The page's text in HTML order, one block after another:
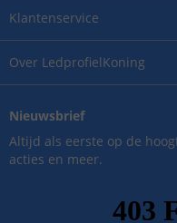
Over LedprofielKoning
Klantenservice
Nieuwsbrief
Altijd als eerste op de
acties en meer.